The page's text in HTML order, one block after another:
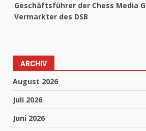
Geschäftsführer der Chess Media
Vermarkter des DSB
ARCHIV
August 2026
Juli 2026
Juni 2026